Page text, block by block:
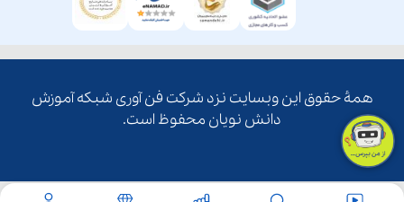
همۀ حقوق این وبسایت نزد شرکت فن آوری شبکه آموزش
دانش نویان محفوظ است.